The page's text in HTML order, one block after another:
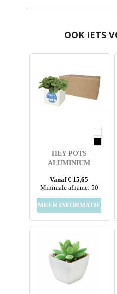
OOK IETS
HEY POTS
ALUMINIUM
Vanaf € 15,65
Minimale afname: 50
MEER INFORMATIE